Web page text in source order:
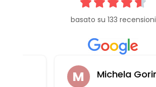
basato su 133 recensioni
Michela Gorini